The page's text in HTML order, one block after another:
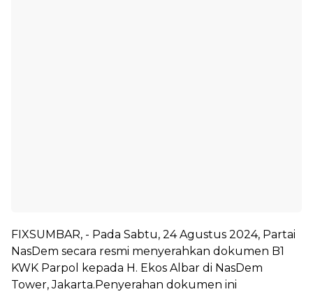
FIXSUMBAR, - Pada Sabtu, 24 Agustus 2024, Partai
NasDem secara resmi menyerahkan dokumen B1
KWK Parpol kepada H. Ekos Albar di NasDem
Tower, Jakarta.Penyerahan dokumen ini